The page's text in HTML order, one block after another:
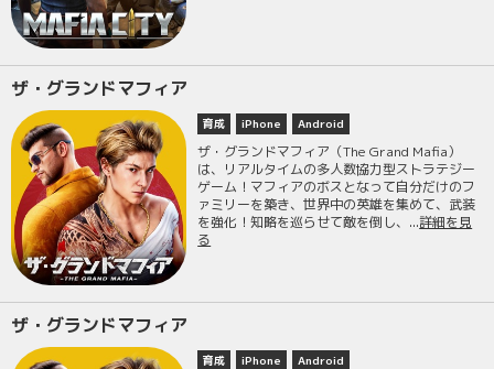
ザ・グランドマフィア
育成 iPhone Android
ザ・グランドマフィア（The Grand Mafia）
は、リアルタイムの多人数協力型ストラテジー
ゲーム！マフィアのボスとなって自分だけのフ
ァミリーを築き、世界中の英雄を集めて、武装
を強化！知略を巡らせて敵を倒し、...詳細を見
る
ザ・グランドマフィア
育成 iPhone Android